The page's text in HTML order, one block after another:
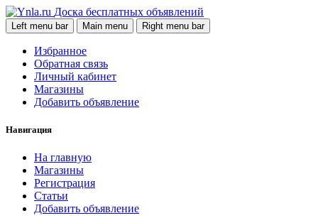
Доска бесплатных объявлений
Left menu bar Main menu Right menu bar
Избранное
Обратная связь
Личный кабинет
Магазины
Добавить объявление
Навигация
На главную
Магазины
Регистрация
Статьи
Добавить объявление